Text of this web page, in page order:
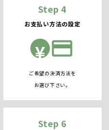
Step 4
お支払い方法の設定
¥ credit_card
ご希望の決済方法を
お選び下さい。
Step 6